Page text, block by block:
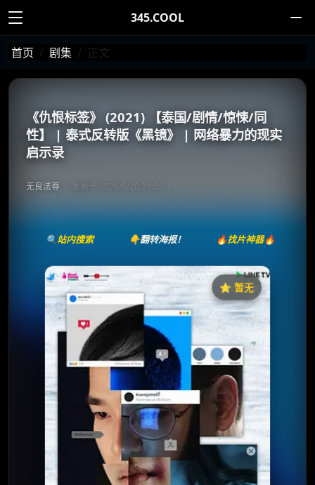
345.COOL
首页 剧集 正文
《仇恨标签》 (2021) 【泰国/剧情/惊悚/同
性】 | 泰式反转版《黑镜》 | 网络暴力的现实
启示录
无良法尊 发表于 2026/5/20 21:59
🔍站内搜索 👇翻转海报！ 🔥找片神器🔥
⭐️ 暂无
《#HATETAG》
⭐
收藏
⭐️ 评分：暂无 | 🎬 2021年
✅ 已完结
夸克网盘